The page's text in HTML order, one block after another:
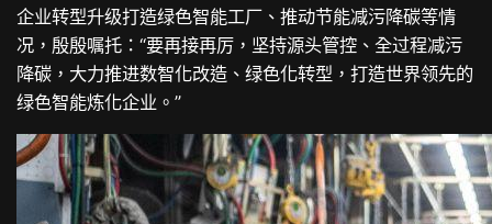
企业转型升级打造绿色智能工厂、推动节能减污降碳等情
况，殷殷嘱托：“要再接再厉，坚持源头管控、全过程减污
降碳，大力推进数智化改造、绿色化转型，打造世界领先的
绿色智能炼化企业。”